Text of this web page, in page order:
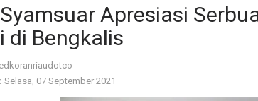
Apresiasi
di Bengkalis
Selasa, 07 September 2021